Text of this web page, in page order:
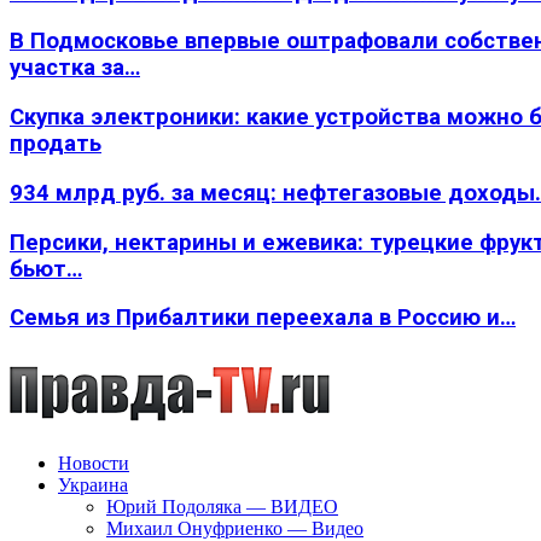
В Подмосковье впервые оштрафовали
участка за…
Скупка электроники: какие устройства можно
продать
934 млрд руб. за месяц: нефтегазовые
Персики, нектарины и ежевика: турецкие
бьют…
Семья из Прибалтики переехала в Россию и…
Новости
Украина
Юрий Подоляка — ВИДЕО
Михаил Онуфриенко — Видео